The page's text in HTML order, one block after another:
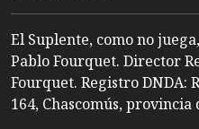
El Suplente, como no
Pablo Fourquet. Director
Fourquet. Registro DNDA:
164, Chascomús, provincia